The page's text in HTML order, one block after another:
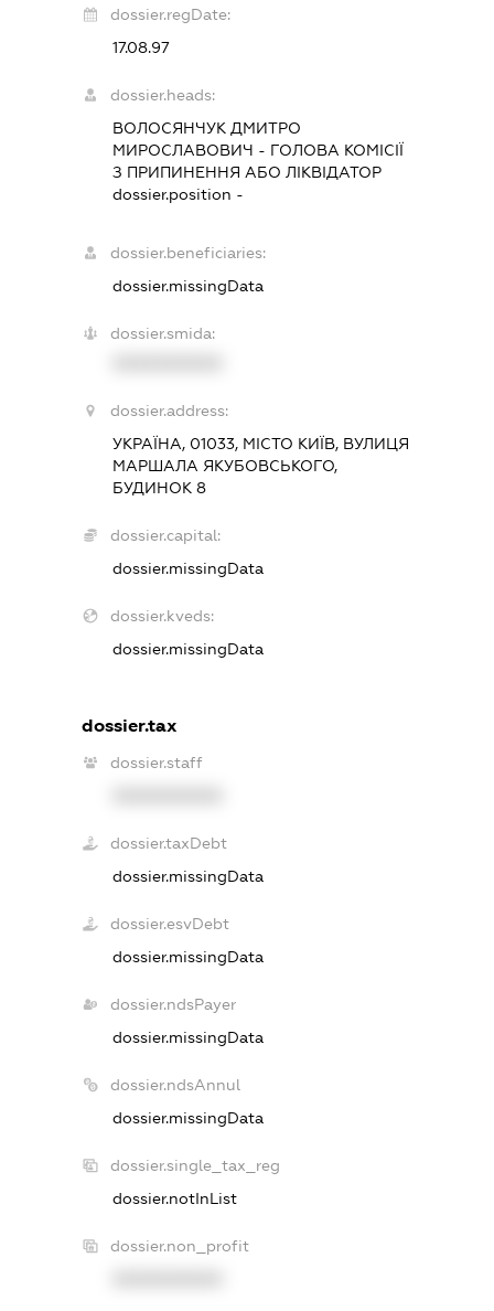
dossier.regDate:
17.08.97
dossier.heads:
ВОЛОСЯНЧУК ДМИТРО
МИРОСЛАВОВИЧ - ГОЛОВА КОМІСІЇ
З ПРИПИНЕННЯ АБО ЛІКВІДАТОР
dossier.position -
dossier.beneficiaries:
dossier.missingData
dossier.smida:
dossier.address:
УКРАЇНА, 01033, МІСТО КИЇВ, ВУЛИЦЯ
МАРШАЛА ЯКУБОВСЬКОГО,
БУДИНОК 8
dossier.capital:
dossier.missingData
dossier.kveds:
dossier.missingData
dossier.tax
dossier.staff
dossier.taxDebt
dossier.missingData
dossier.esvDebt
dossier.missingData
dossier.ndsPayer
dossier.missingData
dossier.ndsAnnul
dossier.missingData
dossier.single_tax_reg
dossier.notInList
dossier.non_profit